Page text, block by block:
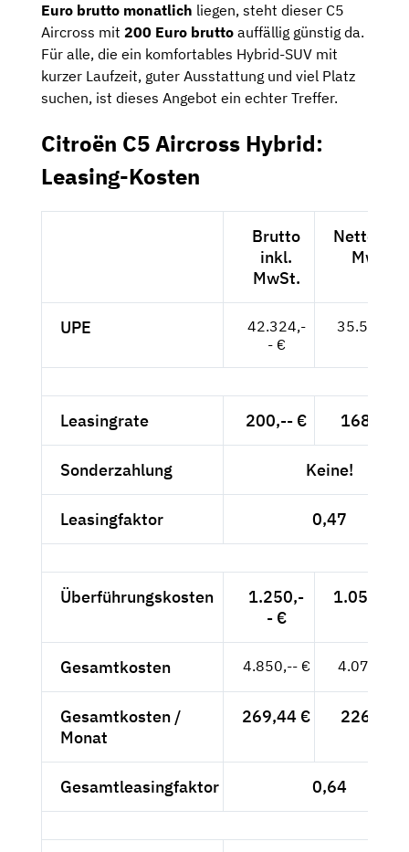
Euro brutto monatlich liegen, steht dieser C5
Aircross mit 200 Euro brutto auffällig günstig da.
Für alle, die ein komfortables Hybrid-SUV mit
kurzer Laufzeit, guter Ausstattung und viel Platz
suchen, ist dieses Angebot ein echter Treffer.
Citroën C5 Aircross Hybrid:
Leasing-Kosten
Brutto
inkl.
MwSt.
Netto
MwSt.
UPE
42.324,-
- €
35.566,--
Leasingrate 200,-- € 168,07 €
Sonderzahlung Keine!
Leasingfaktor 0,47
Überführungskosten
1.250,-
- €
1.050,42
Gesamtkosten 4.850,-- € 4.075,63
Gesamtkosten /
Monat
269,44 € 226,42 €
Gesamtleasingfaktor 0,64